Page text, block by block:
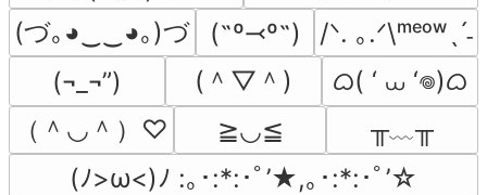
(づ｡◕‿‿◕｡)づ
(˶º⤙º˶)
/ᐠ. ｡.ᐟ\ᵐᵉᵒʷˎˊ˗
(¬_¬”)
(＾▽＾)
ᜊ( ‘ ⩊ ‘𖦹)ᜊ
（＾◡＾）♡
≧◡≦
╥﹏╥
(ﾉ>ω<)ﾉ :｡･:*:･ﾟ’★,｡･:*:･ﾟ’☆